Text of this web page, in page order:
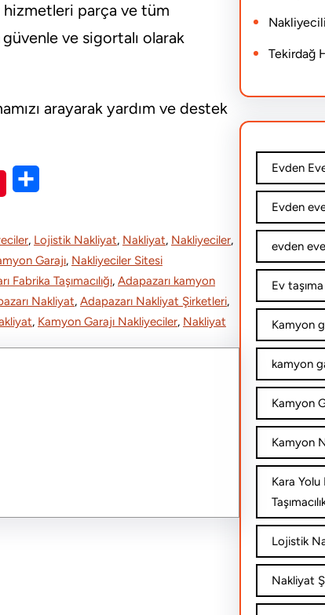
parça ve tüm
güvenle ve sigortalı olarak
arayarak yardım ve destek
r
e
, Lojistik Nakliyat, Nakliyat, Nakliyeciler
Garajı, Nakliyeciler Sitesi
Fabrika Taşımacılığı, Adapazarı kamyon
Nakliyat, Adapazarı Nakliyat Şirketleri
, Kamyon Garajı Nakliyeciler, Nakliyat
Tekirdağ
Evden
Evden
evden eve
Ev taşıma
Kamyon
kamyon
Kamyon
Kamyon
Kara
Lojistik
Nakliyat